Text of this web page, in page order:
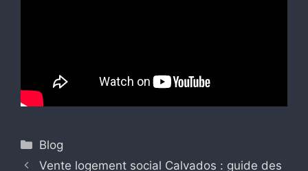
Catégories
Blog
Vente logement social Calvados : guide des